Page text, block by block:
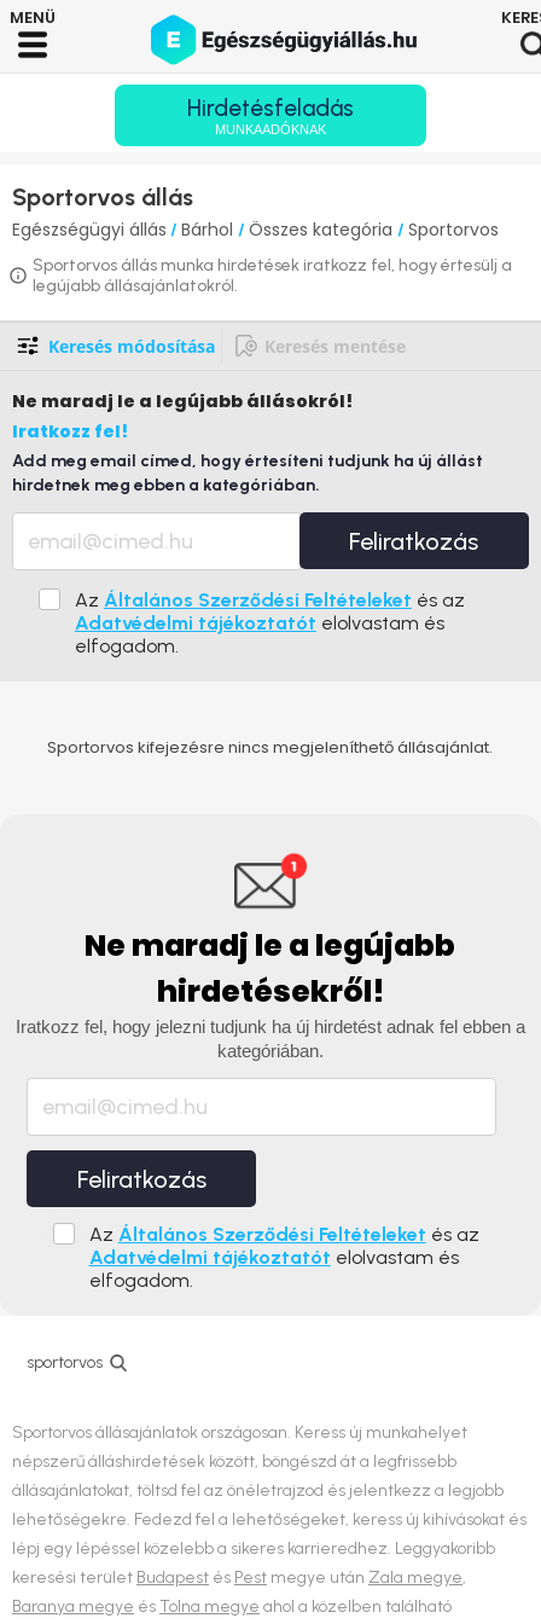
Hirdetésfeladás
MUNKAADÓKNAK
Sportorvos állás
Egészségügyi állás / Bárhol / Összes kategória / Sportorvos
Sportorvos állás munka hirdetések iratkozz fel, hogy értesülj a
legújabb állásajánlatokról.
Keresés módosítása Keresés mentése
Ne maradj le a legújabb állásokról!
Iratkozz fel!
Add meg email címed, hogy értesíteni tudjunk ha új állást
hirdetnek meg ebben a kategóriában.
Feliratkozás
Az Általános Szerződési Feltételeket és az
Adatvédelmi tájékoztatót elolvastam és
elfogadom.
Sportorvos kifejezésre nincs megjeleníthető állásajánlat.
Ne maradj le a legújabb
hirdetésekről!
Iratkozz fel, hogy jelezni tudjunk ha új hirdetést adnak fel ebben a
kategóriában.
Feliratkozás
Az Általános Szerződési Feltételeket és az
Adatvédelmi tájékoztatót elolvastam és
elfogadom.
sportorvos
Sportorvos állásajánlatok országosan. Keress új munkahelyet
népszerű álláshirdetések között, böngészd át a legfrissebb
állásajánlatokat, töltsd fel az önéletrajzod és jelentkezz a legjobb
lehetőségekre. Fedezd fel a lehetőségeket, keress új kihívásokat és
lépj egy lépéssel közelebb a sikeres karrieredhez. Leggyakoribb
keresési terület Budapest és Pest megye után Zala megye,
Baranya megye ésTolna megye ahol a közelben található